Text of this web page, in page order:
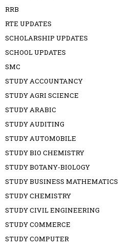
RRB
RTE UPDATES
SCHOLARSHIP UPDATES
SCHOOL UPDATES
SMC
STUDY ACCOUNTANCY
STUDY AGRI SCIENCE
STUDY ARABIC
STUDY AUDITING
STUDY AUTOMOBILE
STUDY BIO CHEMISTRY
STUDY BOTANY-BIOLOGY
STUDY BUSINESS MATHEMATICS
STUDY CHEMISTRY
STUDY CIVIL ENGINEERING
STUDY COMMERCE
STUDY COMPUTER